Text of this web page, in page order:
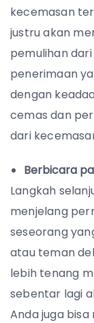
kecemasan
justru akan
pemulihan
penerimaan
dengan
cemas dan
dari
Berbicara
Langkah
menjelang
seseorang
atau teman
lebih tenang
sebentar lagi
Anda juga